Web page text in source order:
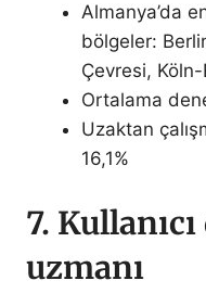
Almanya’da
bölgeler:
Çevresi,
Ortalama
Uzaktan
16,1%
7.
uzmanı